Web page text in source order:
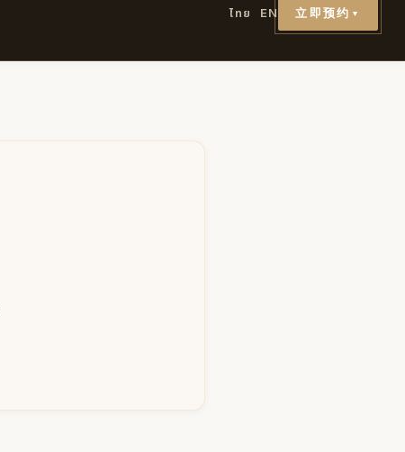
ไทย EN 立即预约 ▼